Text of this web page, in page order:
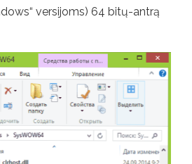
versijoms) 64 bitų-antrą